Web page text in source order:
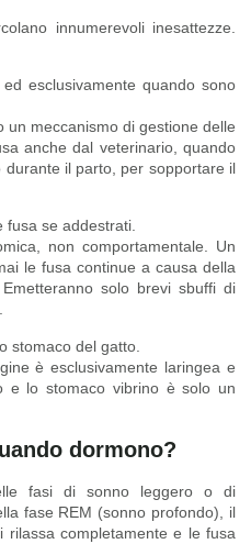
innumerevoli inesattezze.
esclusivamente quando sono
un meccanismo di gestione delle
anche dal veterinario, quando
il parto, per sopportare il
fusa se addestrati.
non comportamentale. Un
le fusa continue a causa della
solo brevi sbuffi di
stomaco del gatto.
è esclusivamente laringea e
e lo stomaco vibrino è solo un
dormono?
fasi di sonno leggero o di
fase REM (sonno profondo), il
rilassa completamente e le fusa